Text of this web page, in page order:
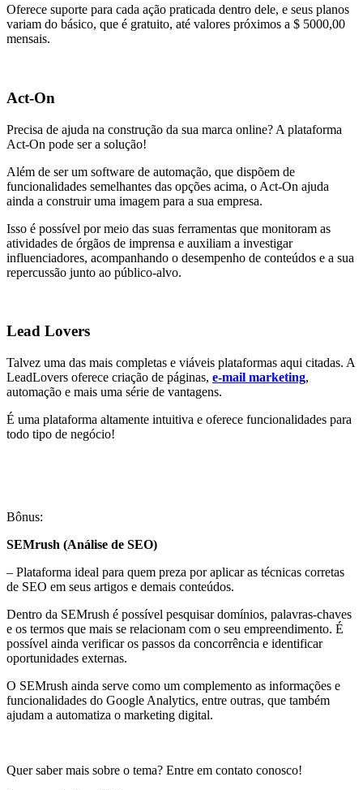
Oferece suporte para cada ação praticada dentro dele, e seus planos
variam do básico, que é gratuito, até valores próximos a $ 5000,00
mensais.
Act-On
Precisa de ajuda na construção da sua marca online? A plataforma
Act-On pode ser a solução!
Além de ser um software de automação, que dispõem de
funcionalidades semelhantes das opções acima, o Act-On ajuda
ainda a construir uma imagem para a sua empresa.
Isso é possível por meio das suas ferramentas que monitoram as
atividades de órgãos de imprensa e auxiliam a investigar
influenciadores, acompanhando o desempenho de conteúdos e a sua
repercussão junto ao público-alvo.
Lead Lovers
Talvez uma das mais completas e viáveis plataformas aqui citadas. A
LeadLovers oferece criação de páginas, e-mail marketing,
automação e mais uma série de vantagens.
É uma plataforma altamente intuitiva e oferece funcionalidades para
todo tipo de negócio!
Bônus:
SEMrush (Análise de SEO)
– Plataforma ideal para quem preza por aplicar as técnicas corretas
de SEO em seus artigos e demais conteúdos.
Dentro da SEMrush é possível pesquisar domínios, palavras-chaves
e os termos que mais se relacionam com o seu empreendimento. É
possível ainda verificar os passos da concorrência e identificar
oportunidades externas.
O SEMrush ainda serve como um complemento as informações e
funcionalidades do Google Analytics, entre outras, que também
ajudam a automatiza o marketing digital.
Quer saber mais sobre o tema? Entre em contato conosco!